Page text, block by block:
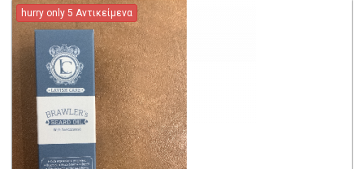
hurry only 5 Αντικείμενα